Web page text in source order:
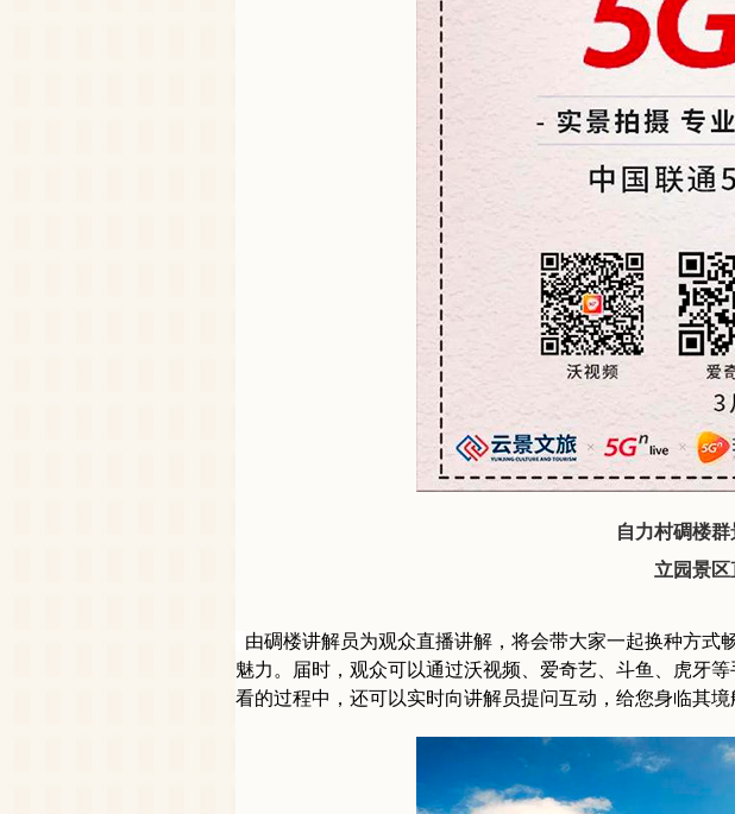
自力村碉楼
立园景
由碉楼讲解员为观众直播讲解，将会带大家一起换种方
魅力。届时，观众可以通过沃视频、爱奇艺、斗鱼、虎牙
看的过程中，还可以实时向讲解员提问互动，给您身临其境